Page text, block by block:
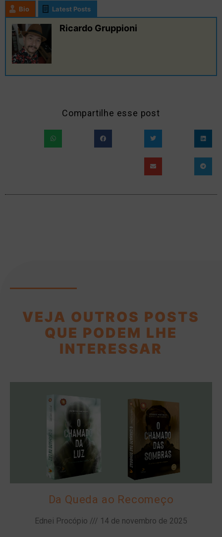
Bio Latest Posts
Ricardo Gruppioni
Compartilhe esse post
VEJA OUTROS POSTS
QUE PODEM LHE
INTERESSAR
Da Queda ao Recomeço
Ednei Procópio 14 de novembro de 2025